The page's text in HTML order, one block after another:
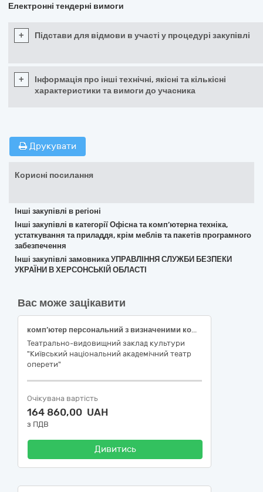
Електронні тендерні вимоги
+ Підстави для відмови в участі у процедурі закупівлі
+
Інформація про інші технічні, якісні та кількісні
характеристики та вимоги до учасника
Друкувати
Корисні посилання
Інші закупівлі в регіоні
Інші закупівлі в категорії Офісна та комп’ютерна техніка,
устаткування та приладдя, крім меблів та пакетів програмного
забезпечення
Інші закупівлі замовника УПРАВЛІННЯ СЛУЖБИ БЕЗПЕКИ
УКРАЇНИ В ХЕРСОНСЬКІЙ ОБЛАСТІ
Вас може зацікавити
комп’ютер персональний з визначеними комплектуючими (комп’ютерна конфігурація)
Театрально-видовищний заклад культури
"Київський національний академічний театр
оперети"
Очікувана вартість
164 860,00 UAH
з ПДВ
Дивитись